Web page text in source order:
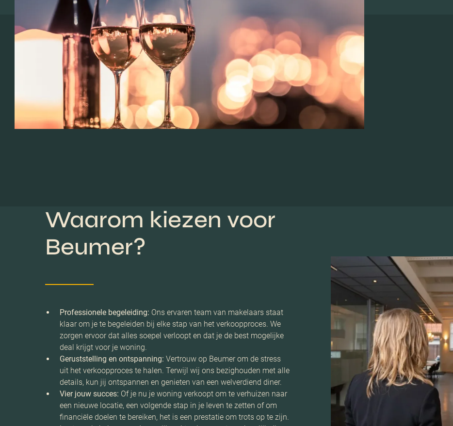
Waarom kiezen voor
Beumer?
Professionele begeleiding: Ons ervaren team van makelaars staat
klaar om je te begeleiden bij elke stap van het verkoopproces. We
zorgen ervoor dat alles soepel verloopt en dat je de best mogelijke
deal krijgt voor je woning.
Geruststelling en ontspanning: Vertrouw op Beumer om de stress
uit het verkoopproces te halen. Terwijl wij ons bezighouden met alle
details, kun jij ontspannen en genieten van een welverdiend diner.
Vier jouw succes: Of je nu je woning verkoopt om te verhuizen naar
een nieuwe locatie, een volgende stap in je leven te zetten of om
financiële doelen te bereiken, het is een prestatie om trots op te zijn.